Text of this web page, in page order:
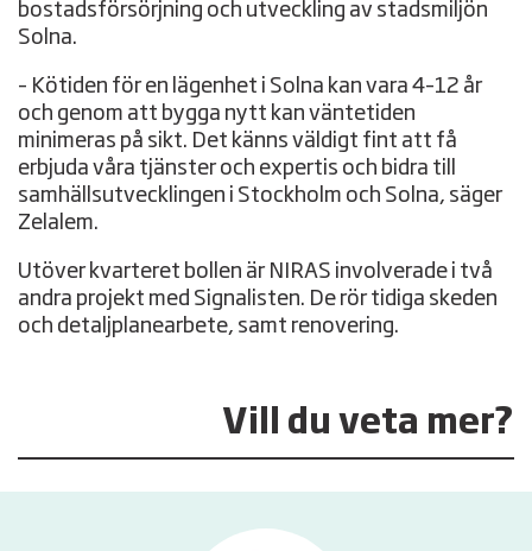
bostadsförsörjning och utveckling av stadsmiljön
Solna.
– Kötiden för en lägenhet i Solna kan vara 4–12 år
och genom att bygga nytt kan väntetiden
minimeras på sikt. Det känns väldigt fint att få
erbjuda våra tjänster och expertis och bidra till
samhällsutvecklingen i Stockholm och Solna, säger
Zelalem.
Utöver kvarteret bollen är NIRAS involverade i två
andra projekt med Signalisten. De rör tidiga skeden
och detaljplanearbete, samt renovering.
Vill du veta mer?